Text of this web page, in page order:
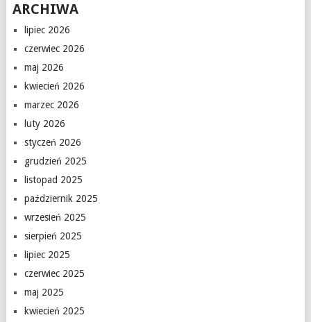
ARCHIWA
lipiec 2026
czerwiec 2026
maj 2026
kwiecień 2026
marzec 2026
luty 2026
styczeń 2026
grudzień 2025
listopad 2025
październik 2025
wrzesień 2025
sierpień 2025
lipiec 2025
czerwiec 2025
maj 2025
kwiecień 2025